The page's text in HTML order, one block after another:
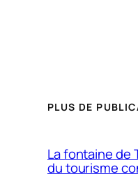
PLUS DE
La fontaine de
du tourisme